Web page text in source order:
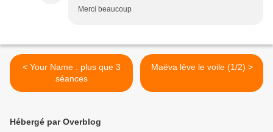
Merci beaucoup
< Your Name : plus que 3
séances
Maëva lève le voile (1/2) >
Hébergé par Overblog